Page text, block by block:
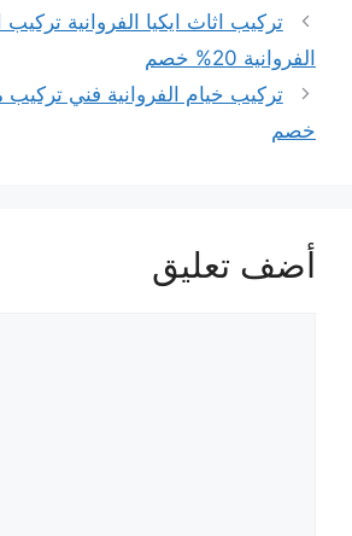
تركيب اثاث ايكيا الفروانية
الفروانية 20% خصم
خصم
أضف تعليق